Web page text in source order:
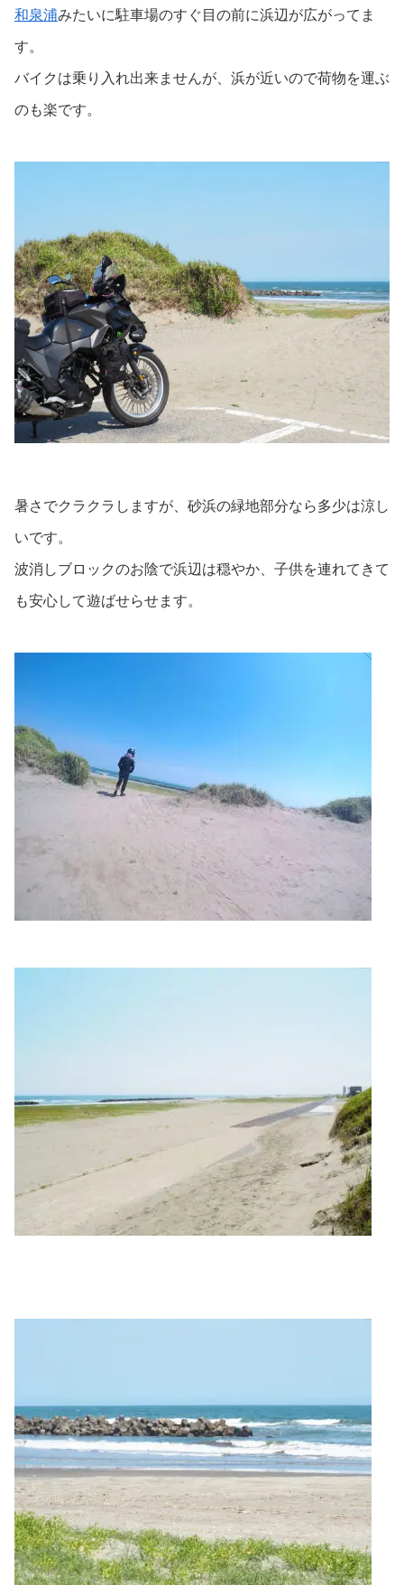
和泉浦みたいに駐車場のすぐ目の前に浜辺が広がってま
す。
バイクは乗り入れ出来ませんが、浜が近いので荷物を運ぶ
のも楽です。
暑さでクラクラしますが、砂浜の緑地部分なら多少は涼し
いです。
波消しブロックのお陰で浜辺は穏やか、子供を連れてきて
も安心して遊ばせらせます。